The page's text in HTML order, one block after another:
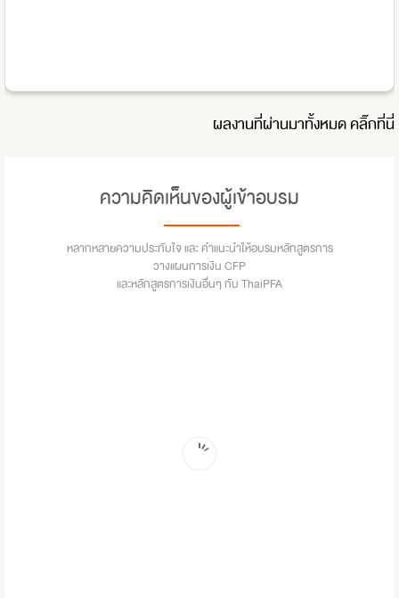
ผลงานที่ผ่านมาทั้งหมดคลิ๊กที่นี่
ความคิดเห็นของผู้เข้าอบรม
หลากหลายความประทับใจ และ คำแนะนำให้อบรมหลักสูตรการ
วางแผนการเงิน CFP
และหลักสูตรการเงินอื่นๆ กับ ThaiPFA